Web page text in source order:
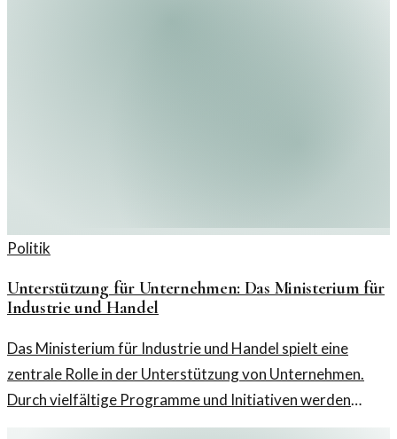
Politik
Unterstützung für Unternehmen: Das Ministerium für
Industrie und Handel
Das Ministerium für Industrie und Handel spielt eine
zentrale Rolle in der Unterstützung von Unternehmen.
Durch vielfältige Programme und Initiativen werden
Unternehmen begleitet, um Herausforderungen